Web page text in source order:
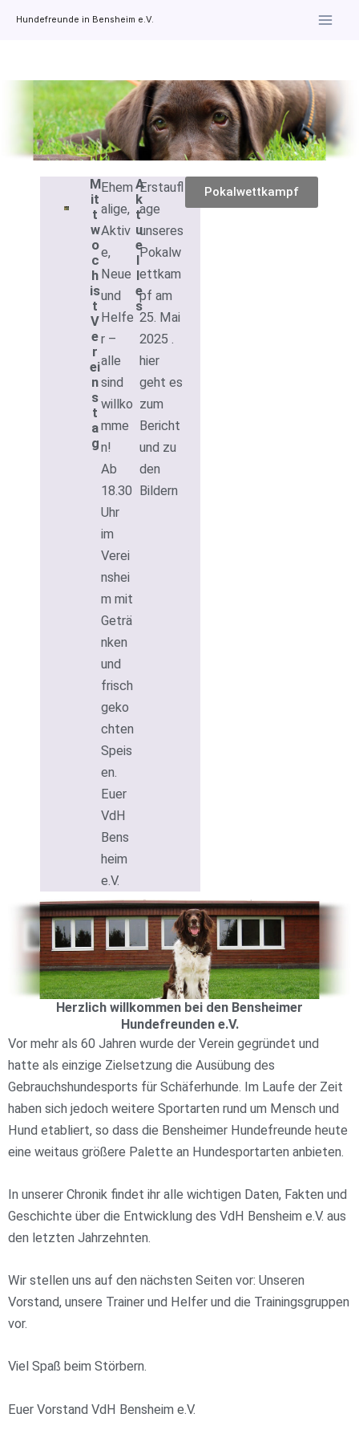
Hundefreunde in Bensheim e.V.
M
it
t
w
o
c
h
is
t
V
e
r
ei
n
s
t
a
g
Ehem
alige,
Aktiv
e,
Neue
und
Helfe
r –
alle
sind
willko
mme
n!
Ab
18.30
Uhr
im
Verei
nshei
m mit
Geträ
nken
und
frisch
geko
chten
Speis
en.
Euer
VdH
Bens
heim
e.V.
A
k
t
u
e
l
l
e
s
Erstaufl
age
unseres
Pokalw
ettkam
pf am
25. Mai
2025 .
hier
geht es
zum
Bericht
und zu
den
Bildern
Pokalwettkampf
Herzlich willkommen bei den Bensheimer
Hundefreunden e.V.
Vor mehr als 60 Jahren wurde der Verein gegründet und
hatte als einzige Zielsetzung die Ausübung des
Gebrauchshundesports für Schäferhunde. Im Laufe der Zeit
haben sich jedoch weitere Sportarten rund um Mensch und
Hund etabliert, so dass die Bensheimer Hundefreunde heute
eine weitaus größere Palette an Hundesportarten anbieten.
In unserer Chronik findet ihr alle wichtigen Daten, Fakten und
Geschichte über die Entwicklung des VdH Bensheim e.V. aus
den letzten Jahrzehnten.
Wir stellen uns auf den nächsten Seiten vor: Unseren
Vorstand, unsere Trainer und Helfer und die Trainingsgruppen
vor.
Viel Spaß beim Störbern.
Euer Vorstand VdH Bensheim e.V.